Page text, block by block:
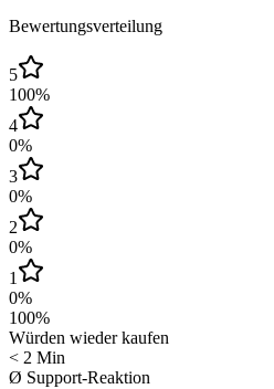
Bewertungsverteilung
5
100%
4
0%
3
0%
2
0%
1
0%
100%
Würden wieder kaufen
< 2 Min
Ø Support-Reaktion